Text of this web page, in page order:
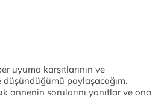
uyuma karşıtlarının ve
paylaşacağım.
annenin sorularını yanıtlar ve ona